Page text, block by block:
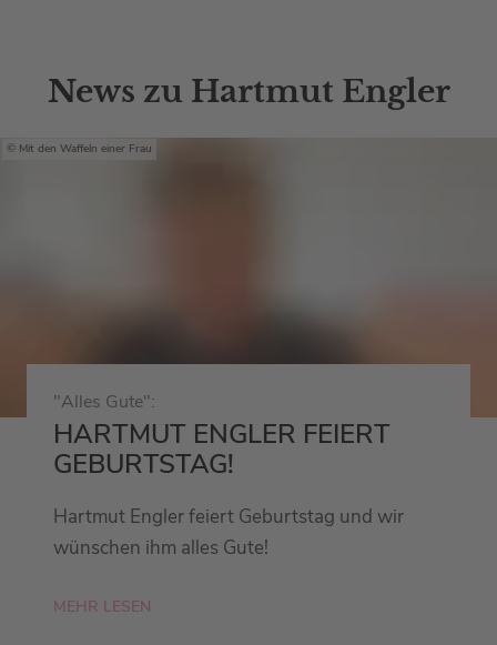
News zu Hartmut Engler
Mit den Waffeln einer Frau
"Alles Gute":
HARTMUT ENGLER FEIERT
GEBURTSTAG!
Hartmut Engler feiert Geburtstag und wir
wünschen ihm alles Gute!
MEHR LESEN